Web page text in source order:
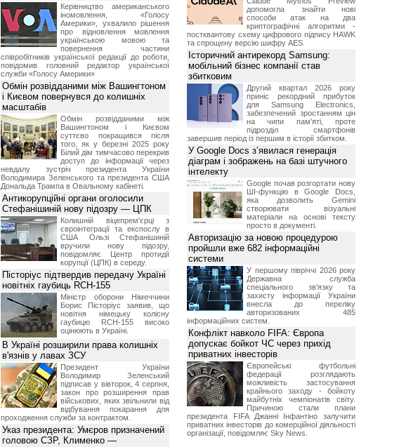
Керівництво американського
іномовлення, «Голосу
Америки», ухвалило рішення
про відновлення мовлення
українською мовою та
повернення частини
співробітників української редакції до роботи,
повідомив головний редактор української
служби «Голосу Америки»
Обмін розвідданими між Вашингтоном
і Києвом повернувся до колишніх
масштабів
Обмін розвідданими між
Вашингтоном і Києвом
суттєво покращився після
того, як у березні 2025 року
Білий дім тимчасово перекрив
доступ до інформації через
невдалу зустріч президента України
Володимира Зеленського та президента США
Дональда Трампа в Овальному кабінеті.
Антикорупційні органи оголосили
Стефанішиній нову підозру — ЦПК
Колишній віцепрем'єрці з
євроінтеграції та експослу в
США Ользі Стефанішиній
вручили нову підозру,
повідомляє Центр протидії
корупції (ЦПК) в середу.
Пісторіус підтвердив передачу Україні
новітніх гаубиць RCH-155
Міністр оборони Німеччини
Борис Пісторіус заявив, що
новітня німецьку колісну
гаубицю RCH-155 високо
оцінюють в Україні.
В Україні розширили права колишніх
в'язнів у лавах ЗСУ
Президент України
Володимир Зеленський
підписав у вівторок, 4 серпня,
закон про розширення прав
військових, яких звільнили від
відбування покарання для
проходження служби за контрактом.
Указ президента: Умєров призначений
головою СЗР, Клименко —
допомогла знайти нові
способи атак на два
криптографічні алгоритми -
постквантову схему цифрового підпису HAWK
та спрощену версію шифру AES.
Історичний антирекорд Samsung:
мобільний бізнес компанії став
збитковим
Другий квартал 2026 року
приніс рекордний прибуток
для Samsung Electronics,
забезпечений зростанням цін
на чипи пам'яті, проте
підрозділ смартфонів
завершив період із першим в історії збитком.
У Google Docs з’явилася генерація
діаграм і зображень на базі штучного
інтелекту
Google почав розгортати нову
ШІ-функцію в Google Docs,
яка дозволить Gemini
створювати візуальні
матеріали на основі тексту
просто в документі.
Авторизацію за новою процедурою
пройшли вже 682 інформаційні
системи
У першому півріччі 2026 року
Державна служба
спеціального зв'язку та
захисту інформації України
внесла до переліку
авторизованих 485
інформаційних систем.
Конфлікт навколо FIFA: Європа
допускає бойкот ЧС через прихід
приватних інвесторів
Європейські футбольні
федерації розглядають
можливість застосування
крайнього заходу - бойкоту
майбутніх чемпіонатів світу.
Причиною стали плани
президента FIFA Джанні Інфантіно залучити
приватних інвесторів до комерційної діяльності
організації, повідомляє Sky News.